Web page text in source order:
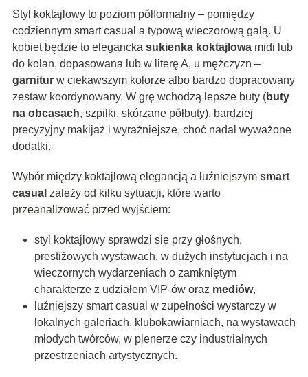
Styl koktajlowy to poziom półformalny – pomiędzy
codziennym smart casual a typową wieczorową galą. U
kobiet będzie to elegancka sukienka koktajlowamidi lub
do kolan, dopasowana lub w literę A, u mężczyzn –
garniturw ciekawszym kolorze albo bardzo dopracowany
zestaw koordynowany. W grę wchodzą lepsze buty (buty
na obcasach, szpilki, skórzane półbuty), bardziej
precyzyjny makijaż i wyraźniejsze, choć nadal wyważone
dodatki.
Wybór między koktajlową elegancją a luźniejszym smart
casual zależy od kilku sytuacji, które warto
przeanalizować przed wyjściem:
styl koktajlowy sprawdzi się przy głośnych,
prestiżowych wystawach, w dużych instytucjach i na
wieczornych wydarzeniach o zamkniętym
charakterze z udziałem VIP-ów oraz mediów,
luźniejszy smart casual w zupełności wystarczy w
lokalnych galeriach, klubokawiarniach, na wystawach
młodych twórców, w plenerze czy industrialnych
przestrzeniach artystycznych.